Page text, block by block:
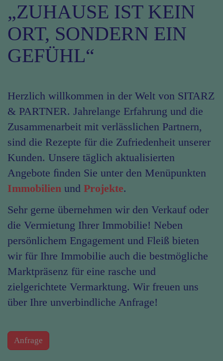
„ZUHAUSE IST KEIN
ORT, SONDERN EIN
GEFÜHL“
Herzlich willkommen in der Welt von SITARZ
& PARTNER. Jahrelange Erfahrung und die
Zusammenarbeit mit verlässlichen Partnern,
sind die Rezepte für die Zufriedenheit unserer
Kunden. Unsere täglich aktualisierten
Angebote ﬁnden Sie unter den Menüpunkten
Immobilien und Projekte.
Sehr gerne übernehmen wir den Verkauf oder
die Vermietung Ihrer Immobilie! Neben
persönlichem Engagement und Fleiß bieten
wir für Ihre Immobilie auch die bestmögliche
Marktpräsenz für eine rasche und
zielgerichtete Vermarktung. Wir freuen uns
über Ihre unverbindliche Anfrage!
Anfrage